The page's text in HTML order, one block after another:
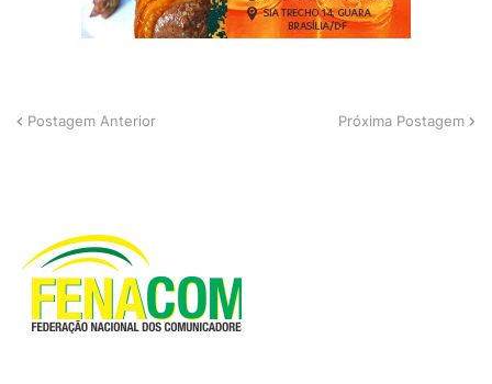
Postagem Anterior Próxima Postagem